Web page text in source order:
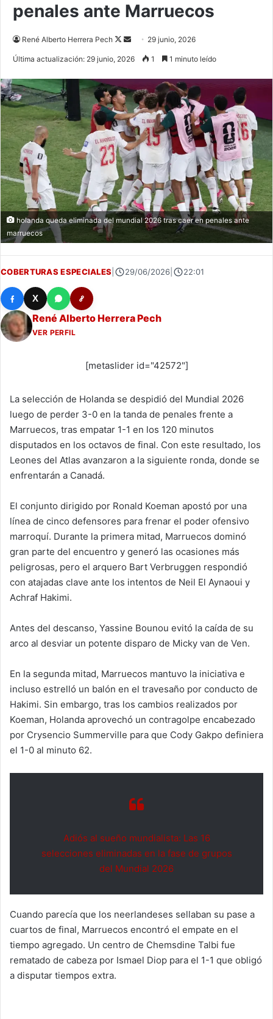
penales ante Marruecos
René Alberto Herrera Pech
Follow
Send 29 junio, 2026
Última actualización: 29 junio, 2026 1 1 minuto leído
holanda queda eliminada del mundial 2026 tras caer en penales ante
marruecos
COBERTURAS ESPECIALES 29/06/2026 22:01
X
René Alberto Herrera Pech
VER PERFIL
[metaslider id="42572"]
La selección de Holanda se despidió del Mundial 2026
luego de perder 3-0 en la tanda de penales frente a
Marruecos, tras empatar 1-1 en los 120 minutos
disputados en los octavos de final. Con este resultado, los
Leones del Atlas avanzaron a la siguiente ronda, donde se
enfrentarán a Canadá.
El conjunto dirigido por Ronald Koeman apostó por una
línea de cinco defensores para frenar el poder ofensivo
marroquí. Durante la primera mitad, Marruecos dominó
gran parte del encuentro y generó las ocasiones más
peligrosas, pero el arquero Bart Verbruggen respondió
con atajadas clave ante los intentos de Neil El Aynaoui y
Achraf Hakimi.
Antes del descanso, Yassine Bounou evitó la caída de su
arco al desviar un potente disparo de Micky van de Ven.
En la segunda mitad, Marruecos mantuvo la iniciativa e
incluso estrelló un balón en el travesaño por conducto de
Hakimi. Sin embargo, tras los cambios realizados por
Koeman, Holanda aprovechó un contragolpe encabezado
por Crysencio Summerville para que Cody Gakpo definiera
el 1-0 al minuto 62.
Adiós al sueño mundialista: Las 16
selecciones eliminadas en la fase de grupos
del Mundial 2026
Cuando parecía que los neerlandeses sellaban su pase a
cuartos de final, Marruecos encontró el empate en el
tiempo agregado. Un centro de Chemsdine Talbi fue
rematado de cabeza por Ismael Diop para el 1-1 que obligó
a disputar tiempos extra.